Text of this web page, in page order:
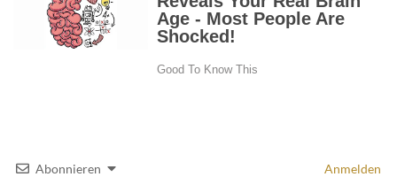
Abonnieren Anmelden